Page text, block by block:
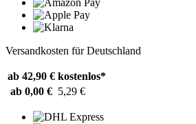
Versandkosten für Deutschland
ab 42,90 € kostenlos*
ab 0,00 € 5,29 €